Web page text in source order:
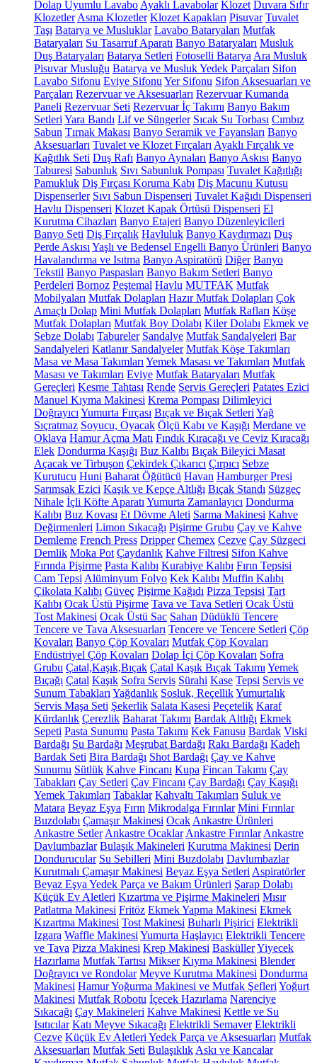
Dolap Uyumlu Lavabo Ayaklı Lavabolar Klozet Duvara Sıfır
Klozetler Asma Klozetler Klozet Kapakları Pisuvar Tuvalet
Taşı Batarya ve Musluklar Lavabo Bataryaları Mutfak
Bataryaları Su Tasarruf Aparatı Banyo Bataryaları Musluk
Duş Bataryaları Batarya Setleri Fotoselli Batarya Ara Musluk
Pisuvar Musluğu Batarya ve Musluk Yedek Parçaları Sifon
Lavabo Sifonu Eviye Sifonu Yer Sifonu Sifon Aksesuarları ve
Parçaları Rezervuar ve Aksesuarları Rezervuar Kumanda
Paneli Rezervuar Seti Rezervuar İç Takımı Banyo Bakım
Setleri Yara Bandı Lif ve Süngerler Sıcak Su Torbası Cımbız
Sabun Tırnak Makası Banyo Seramik ve Fayansları Banyo
Aksesuarları Tuvalet ve Klozet Fırçaları Ayaklı Fırçalık ve
Kağıtlık Seti Duş Rafı Banyo Aynaları Banyo Askısı Banyo
Taburesi Sabunluk Sıvı Sabunluk Pompası Tuvalet Kağıtlığı
Pamukluk Diş Fırçası Koruma Kabı Diş Macunu Kutusu
Dispenserler Sıvı Sabun Dispenseri Tuvalet Kağıdı Dispenseri
Havlu Dispenseri Klozet Kapak Örtüsü Dispenseri El
Kurutma Cihazları Banyo Etajeri Banyo Düzenleyicileri
Banyo Seti Diş Fırçalık Havluluk Banyo Kaydırmazı Duş
Perde Askısı Yaşlı ve Bedensel Engelli Banyo Ürünleri Banyo
Havalandırma ve Isıtma Banyo Aspiratörü Diğer Banyo
Tekstil Banyo Paspasları Banyo Bakım Setleri Banyo
Perdeleri Bornoz Peştemal Havlu MUTFAK Mutfak
Mobilyaları Mutfak Dolapları Hazır Mutfak Dolapları Çok
Amaçlı Dolap Mini Mutfak Dolapları Mutfak Rafları Köşe
Mutfak Dolapları Mutfak Boy Dolabı Kiler Dolabı Ekmek ve
Sebze Dolabı Tabureler Sandalye Mutfak Sandalyeleri Bar
Sandalyeleri Katlanır Sandalyeler Mutfak Köşe Takımları
Masa ve Masa Takımları Yemek Masası ve Takımları Mutfak
Masası ve Takımları Eviye Mutfak Bataryaları Mutfak
Gereçleri Kesme Tahtası Rende Servis Gereçleri Patates Ezici
Manuel Kıyma Makinesi Krema Pompası Dilimleyici
Doğrayıcı Yumurta Fırçası Bıçak ve Bıçak Setleri Yağ
Sıçratmaz Soyucu, Oyacak Ölçü Kabı ve Kaşığı Merdane ve
Oklava Hamur Açma Matı Fındık Kıracağı ve Ceviz Kıracağı
Elek Dondurma Kaşığı Buz Kalıbı Bıçak Bileyici Masat
Açacak ve Tirbuşon Çekirdek Çıkarıcı Çırpıcı Sebze
Kurutucu Huni Baharat Öğütücü Havan Hamburger Presi
Sarımsak Ezici Kaşık ve Kepçe Altlığı Bıçak Standı Süzgeç
Nihale İçli Köfte Aparatı Yumurta Zamanlayıcı Dondurma
Kalıbı Buz Kovası Et Dövme Aleti Sarma Makinesi Kahve
Değirmenleri Limon Sıkacağı Pişirme Grubu Çay ve Kahve
Demleme French Press Dripper Chemex Cezve Çay Süzgeci
Demlik Moka Pot Çaydanlık Kahve Filtresi Sifon Kahve
Fırında Pişirme Pasta Kalıbı Kurabiye Kalıbı Fırın Tepsisi
Cam Tepsi Alüminyum Folyo Kek Kalıbı Muffin Kalıbı
Çikolata Kalıbı Güveç Pişirme Kağıdı Pizza Tepsisi Tart
Kalıbı Ocak Üstü Pişirme Tava ve Tava Setleri Ocak Üstü
Tost Makinesi Ocak Üstü Sac Sahan Düdüklü Tencere
Tencere ve Tava Aksesuarları Tencere ve Tencere Setleri Çöp
Kovaları Banyo Çöp Kovaları Mutfak Çöp Kovaları
Endüstriyel Çöp Kovaları Dolap İçi Çöp Kovaları Sofra
Grubu Çatal,Kaşık,Bıçak Çatal Kaşık Bıçak Takımı Yemek
Bıçağı Çatal Kaşık Sofra Servis Sürahi Kase Tepsi Servis ve
Sunum Tabakları Yağdanlık Sosluk, ReçellikYumurtalık
Servis Maşa Seti Şekerlik Salata Kasesi Peçetelik Karaf
Kürdanlık Çerezlik Baharat Takımı Bardak Altlığı Ekmek
Sepeti Pasta Sunumu Pasta Takımı Kek Fanusu Bardak Viski
Bardağı Su Bardağı Meşrubat Bardağı Rakı Bardağı Kadeh
Bardak Seti Bira Bardağı Shot Bardağı Çay ve Kahve
Sunumu Sütlük Kahve Fincanı Kupa Fincan Takımı Çay
Tabakları Çay Setleri Çay Fincanı Çay Bardağı Çay Kaşığı
Yemek Takımları Tabaklar Kahvaltı Takımları Suluk ve
Matara Beyaz Eşya Fırın Mikrodalga Fırınlar Mini Fırınlar
Buzdolabı Çamaşır Makinesi Ocak Ankastre Ürünleri
Ankastre Setler Ankastre Ocaklar Ankastre Fırınlar Ankastre
Davlumbazlar Bulaşık Makineleri Kurutma Makinesi Derin
Dondurucular Su Sebilleri Mini Buzdolabı Davlumbazlar
Kurutmalı Çamaşır Makinesi Beyaz Eşya Setleri Aspiratörler
Beyaz Eşya Yedek Parça ve Bakım Ürünleri Şarap Dolabı
Küçük Ev Aletleri Kızartma ve Pişirme Makineleri Mısır
Patlatma Makinesi Fritöz Ekmek Yapma Makinesi Ekmek
Kızartma Makinesi Tost Makinesi Buharlı Pişirici Elektrikli
Izgara Waffle Makinesi Yumurta Haşlayıcı Elektrikli Tencere
ve Tava Pizza Makinesi Krep Makinesi BasküllerYiyecek
Hazırlama Mutfak Tartısı Mikser Kıyma Makinesi Blender
Doğrayıcı ve Rondolar Meyve Kurutma Makinesi Dondurma
Makinesi Hamur Yoğurma Makinesi ve Mutfak Şefleri Yoğurt
Makinesi Mutfak Robotu İçecek Hazırlama Narenciye
Sıkacağı Çay Makineleri Kahve Makinesi Kettle ve Su
Isıtıcılar Katı Meyve Sıkacağı Elektrikli Semaver Elektrikli
Cezve Küçük Ev Aletleri Yedek Parça ve Aksesuarları Mutfak
Aksesuarları Mutfak Seti Bulaşıklık Askı ve Kancalar